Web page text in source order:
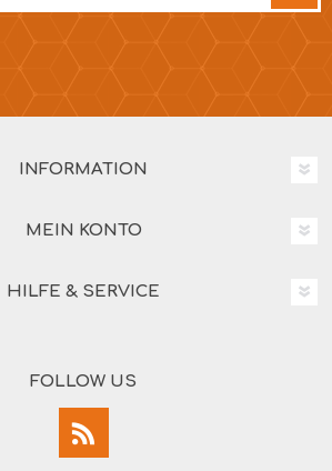
INFORMATION
MEIN KONTO
HILFE & SERVICE
FOLLOW US